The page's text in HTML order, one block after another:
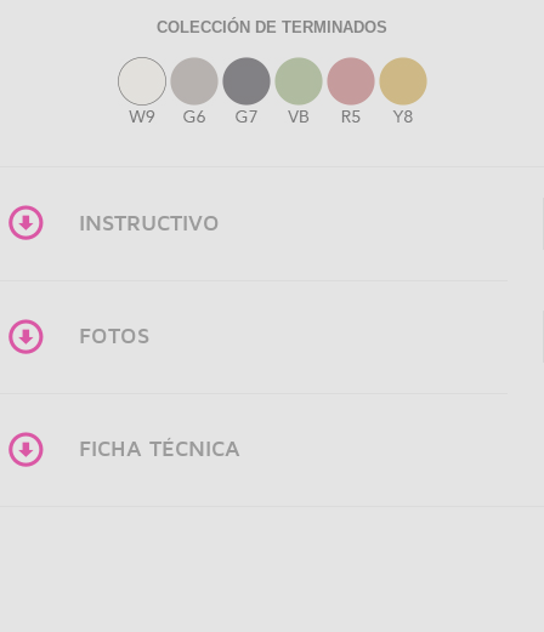
COLECCIÓN DE TERMINADOS
INSTRUCTIVO
FOTOS
FICHA TÉCNICA